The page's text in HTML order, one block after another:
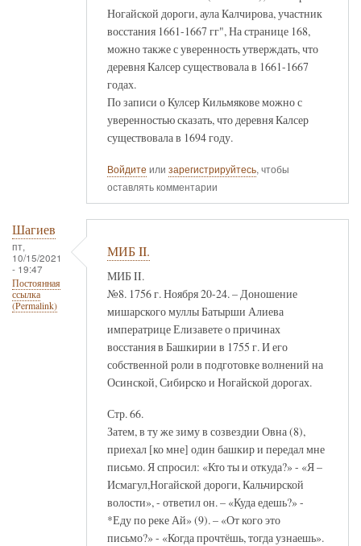
Ногайской дороги, аула Калчирова, участник
восстания 1661-1667 гг", На странице 168,
можно также с уверенность утверждать, что
деревня Калсер существовала в 1661-1667
годах.
По записи о Кулсер Кильмякове можно с
уверенностью сказать, что деревня Калсер
существовала в 1694 году.
Войдите или зарегистрируйтесь, чтобы
оставлять комментарии
Шагиев
пт,
10/15/2021
- 19:47
Постоянная
ссылка
(Permalink)
МИБ II.
МИБ II.
№8. 1756 г. Ноября 20-24. – Доношение
мишарского муллы Батырши Алиева
императрице Елизавете о причинах
восстания в Башкирии в 1755 г. И его
собственной роли в подготовке волнений на
Осинской, Сибирско и Ногайской дорогах.
Стр. 66.
Затем, в ту же зиму в созвездии Овна (8),
приехал [ко мне] один башкир и передал мне
письмо. Я спросил: «Кто ты и откуда?» - «Я –
Исмагул,Ногайской дороги, Кальчирской
волости», - ответил он. – «Куда едешь?» -
*Еду по реке Ай» (9). – «От кого это
письмо?» - «Когда прочтёшь, тогда узнаешь».